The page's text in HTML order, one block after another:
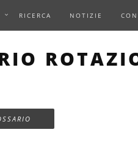
RICERCA NOTIZIE